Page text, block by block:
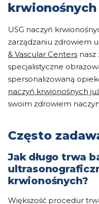
krwionośnych
USG naczyń
zarządzaniu zdrowiem
& Vascular Centers nasz
specjalistyczne
spersonalizowaną
naczyń krwionośnych
swoim zdrowiem
Często
Jak długo trwa
krwionośnych?
Większość procedur